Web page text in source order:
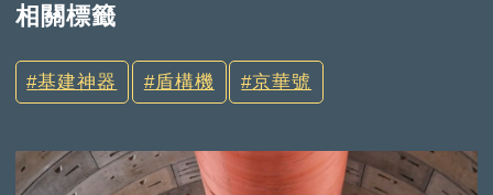
相關標籤
基建神器 盾構機 京華號